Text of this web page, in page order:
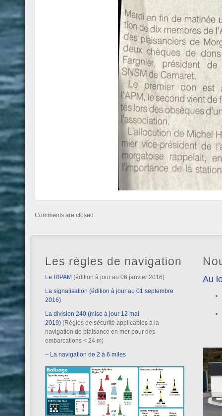
Comments are closed.
Les règles de navigation
Le RIPAM (édition à jour au 06 janvier 2016)
La signalisation (édition à jour au 01 septembre
2016)
La division 240 (mise à jour 12 mai
2019) (Règles de sécurité applicables à la
navigation de plaisance en mer pour des
embarcations < 24 m)
– La navigation de 2 à 6 miles
Au